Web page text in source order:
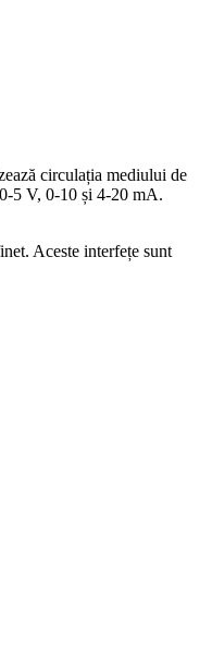
circulația mediului de
5 V, 0-10 și 4-20 mA.
Aceste interfețe sunt